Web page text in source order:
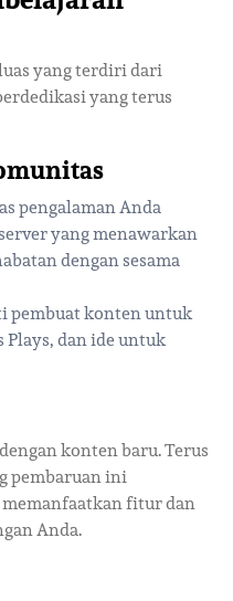
yang terdiri dari
yang terus
pengalaman Anda
yang menawarkan
dengan sesama
pembuat konten untuk
dan ide untuk
konten baru. Terus
pembaruan ini
fitur dan
Anda.